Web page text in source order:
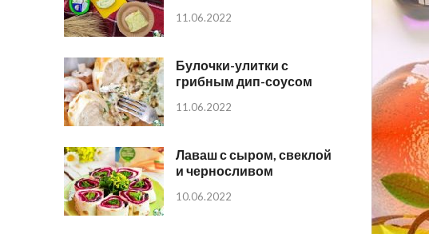
11.06.2022
Булочки-улитки с
грибным дип-соусом
11.06.2022
Лаваш с сыром, свеклой
и черносливом
10.06.2022